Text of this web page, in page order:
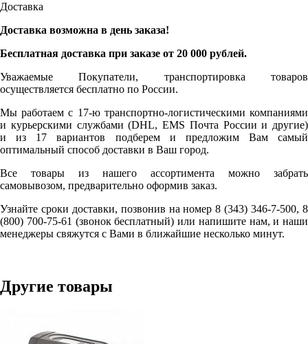
Доставка
Доставка возможна в день заказа!
Бесплатная доставка при заказе от 20 000 рублей.
Уважаемые Покупатели, транспортировка товаров
осуществляется бесплатно по России.
Мы работаем с 17-ю транспортно-логистическими компаниями
и курьерскими службами (DHL, EMS Почта России и другие)
и из 17 вариантов подберем и предложим Вам самый
оптимальный способ доставки в Ваш город.
Все товары из нашего ассортимента можно забрать
самовывозом, предварительно оформив заказ.
Узнайте сроки доставки, позвонив на номер 8 (343) 346-7-500, 8
(800) 700-75-61 (звонок бесплатный) или напишите нам, и наши
менеджеры свяжутся с Вами в ближайшие несколько минут.
Другие товары